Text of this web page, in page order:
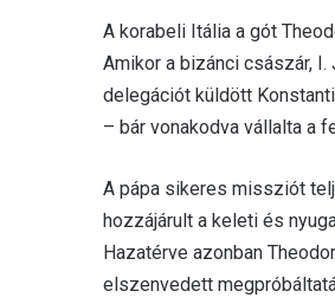
A korabeli Itália a gót
Amikor a bizánci császár,
delegációt küldött
– bár vonakodva vállalta a
A pápa sikeres missziót
hozzájárult a keleti és
Hazatérve azonban
elszenvedett